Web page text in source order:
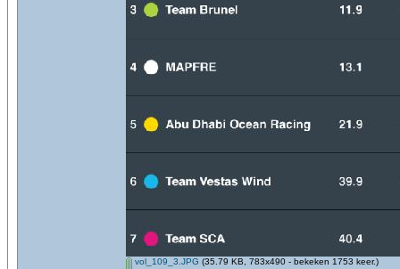
vol_109_3.JPG (35.79 KB, 783x490 - bekeken 1753 keer.)